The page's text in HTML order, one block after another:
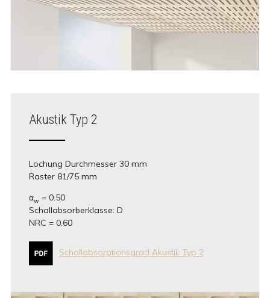
Akustik Typ 2
Lochung Durchmesser 30 mm
Raster 81/75 mm
αw = 0.50
Schallabsorberklasse: D
NRC = 0.60
Schallabsorptionsgrad Akustik Typ 2